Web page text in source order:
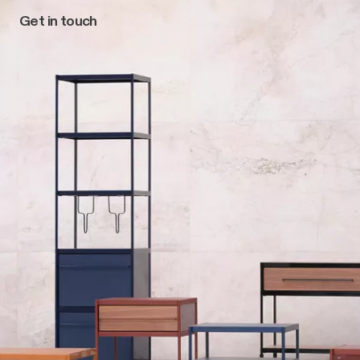
Main navigation
Get in touch